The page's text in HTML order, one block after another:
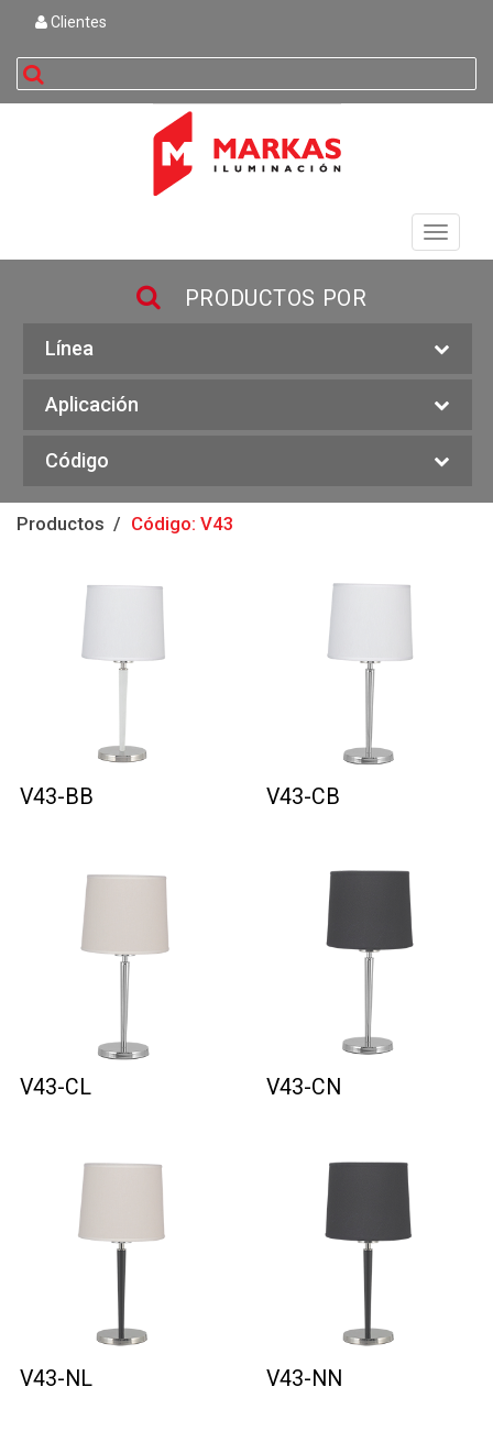
Clientes
buscar
Toggle
PRODUCTOS POR
Línea
Aplicación
Código
Productos Código: V43
V43-BB V43-CB
V43-CL V43-CN
V43-NL V43-NN